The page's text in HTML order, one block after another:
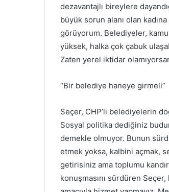
dezavantajlı bireylere
büyük sorun alanı olan
görüyorum. Belediyeler,
yüksek, halka çok çabuk
Zaten yerel iktidar
“Bir belediye haneye girmeli”
Seçer, CHP’li belediyelerin
Sosyal politika dediğiniz
demekle olmuyor. Bunun
etmek yoksa, kalbini açmak,
getirisiniz ama toplumu
konuşmasını sürdüren